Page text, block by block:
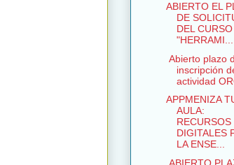
ABIERTO EL
DE
DEL CURSO
"HERRAMI...
Abierto plazo
inscripción
actividad
APPMENIZA
AULA:
RECURSOS
DIGITALES
LA ENSE...
ABIERTO